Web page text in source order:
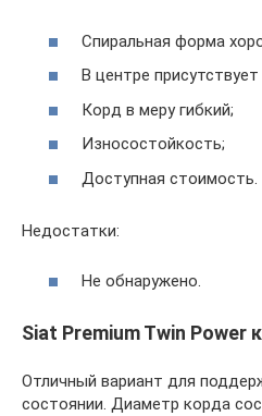
Спиральная форма
В центре
Корд в меру гибкий;
Износостойкость;
Доступная стоимость.
Недостатки:
Не обнаружено.
Siat Premium Twin Power
Отличный вариант для
состоянии. Диаметр корда